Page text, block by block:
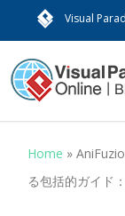
Visual
Home »
る包括的ガイド